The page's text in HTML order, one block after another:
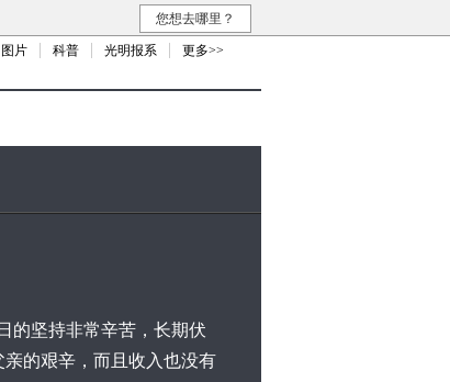
您想去哪里？
图片 科普 光明报系 更多>>
的坚持非常辛苦，长期伏
的艰辛，而且收入也没有